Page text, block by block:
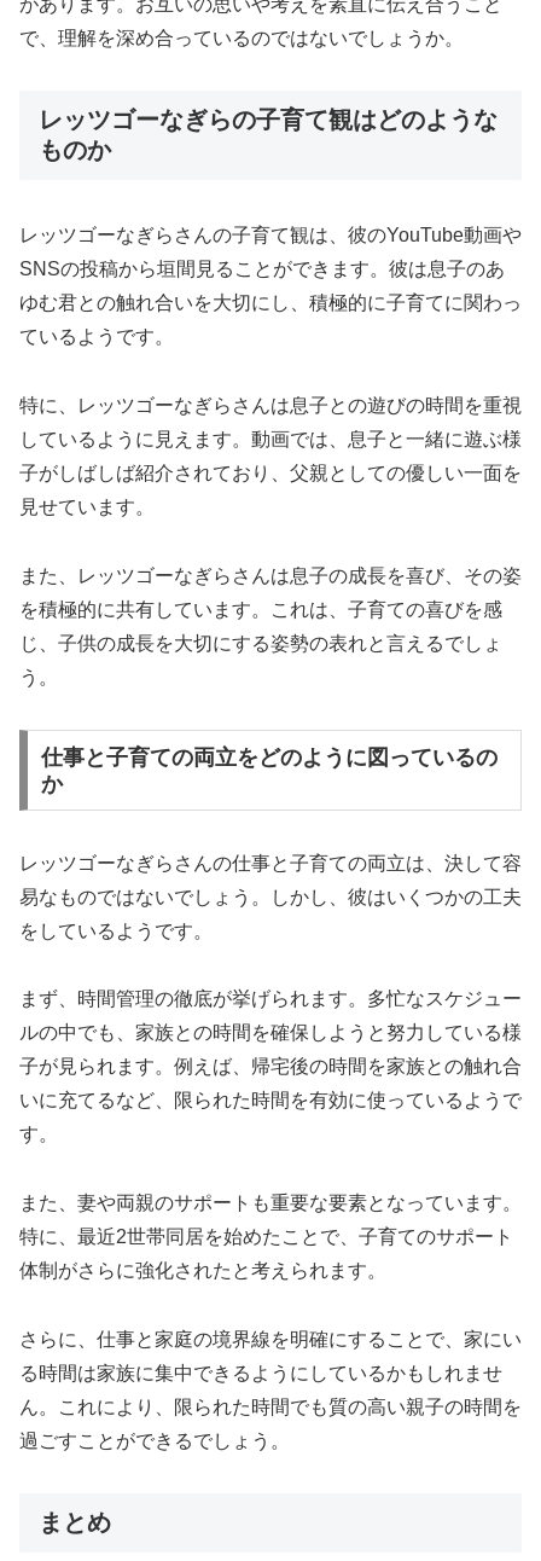
があります。お互いの思いや考えを素直に伝え合うこと
で、理解を深め合っているのではないでしょうか。
レッツゴーなぎらの子育て観はどのような
ものか
レッツゴーなぎらさんの子育て観は、彼のYouTube動画や
SNSの投稿から垣間見ることができます。彼は息子のあ
ゆむ君との触れ合いを大切にし、積極的に子育てに関わっ
ているようです。
特に、レッツゴーなぎらさんは息子との遊びの時間を重視
しているように見えます。動画では、息子と一緒に遊ぶ様
子がしばしば紹介されており、父親としての優しい一面を
見せています。
また、レッツゴーなぎらさんは息子の成長を喜び、その姿
を積極的に共有しています。これは、子育ての喜びを感
じ、子供の成長を大切にする姿勢の表れと言えるでしょ
う。
仕事と子育ての両立をどのように図っているの
か
レッツゴーなぎらさんの仕事と子育ての両立は、決して容
易なものではないでしょう。しかし、彼はいくつかの工夫
をしているようです。
まず、時間管理の徹底が挙げられます。多忙なスケジュー
ルの中でも、家族との時間を確保しようと努力している様
子が見られます。例えば、帰宅後の時間を家族との触れ合
いに充てるなど、限られた時間を有効に使っているようで
す。
また、妻や両親のサポートも重要な要素となっています。
特に、最近2世帯同居を始めたことで、子育てのサポート
体制がさらに強化されたと考えられます。
さらに、仕事と家庭の境界線を明確にすることで、家にい
る時間は家族に集中できるようにしているかもしれませ
ん。これにより、限られた時間でも質の高い親子の時間を
過ごすことができるでしょう。
まとめ